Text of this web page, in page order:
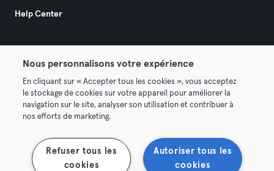
Help Center
© 2026 Urban Sports Group GmbH. All rights reserved.
Terms & Conditions Privacy
Terminate contracts here Withdraw contracts here
Nous personnalisons votre expérience
En cliquant sur « Accepter tous les cookies », vous acceptez
le stockage de cookies sur votre appareil pour améliorer la
navigation sur le site, analyser son utilisation et contribuer à
nos efforts de marketing.
Autoriser tous les
cookies
Refuser tous les
cookies